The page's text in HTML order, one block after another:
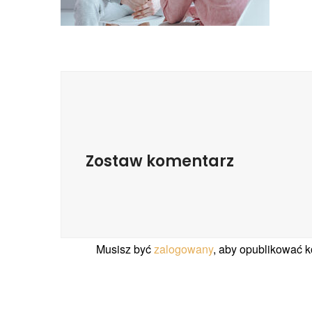
Zostaw komentarz
Musisz byćzalogowany, aby opublikować